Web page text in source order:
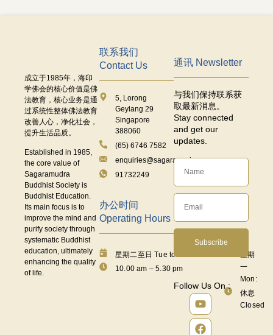
成立于1985年，海印
学佛会的核心价值是佛
法教育，核心业务是通
过系统性整体佛法教育
改善人心，净化社会，
提升生活品质。
Established in 1985,
the core value of
Sagaramudra
Buddhist Society is
Buddhist Education.
Its main focus is to
improve the mind and
purify society through
systematic Buddhist
education, ultimately
enhancing the quality
of life.
联系我们
Contact Us
5, Lorong
Geylang 29
Singapore
388060
(65) 6746 7582
enquiries@sagaramudra.org.sg
91732249
办公时间
Operating Hours
星期二至日 Tue to Fri:
10.00 am – 5.30 pm
星期
一
Mon:
休息
Closed
通讯 Newsletter
与我们保持联系获
取最新消息。
Stay connected
and get our
updates.
Subscribe
Follow Us On :